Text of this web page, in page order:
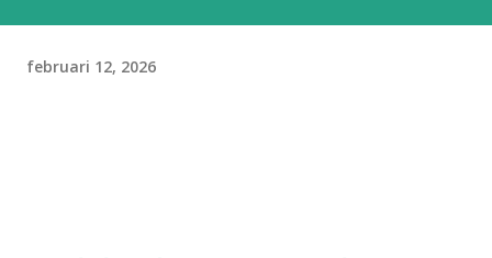
februari 12, 2026